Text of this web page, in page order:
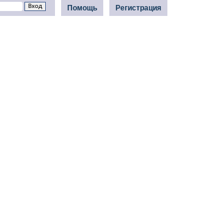
Регистрация
Помощь